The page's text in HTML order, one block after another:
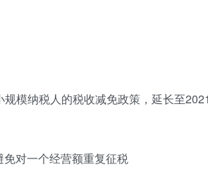
模纳税人的税收减免政策，延长至
对一个经营额重复征税